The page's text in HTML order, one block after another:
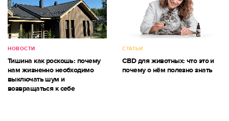
НОВОСТИ
Тишина как роскошь: почему
нам жизненно необходимо
выключать шум и
возвращаться к себе
СТАТЬИ
CBD для животных: что это и
почему о нём полезно знать